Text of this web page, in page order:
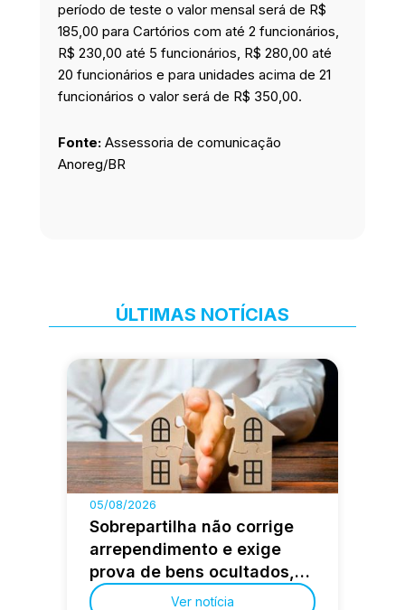
período de teste o valor mensal será de R$
185,00 para Cartórios com até 2 funcionários,
R$ 230,00 até 5 funcionários, R$ 280,00 até
20 funcionários e para unidades acima de 21
funcionários o valor será de R$ 350,00.
Fonte: Assessoria de comunicação
Anoreg/BR
ÚLTIMAS NOTÍCIAS
05/08/2026
Sobrepartilha não corrige
arrependimento e exige
prova de bens ocultados,
decide STJVer notícia